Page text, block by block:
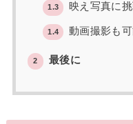
1.3 映え写真に
1.4 動画撮影も
2 最後に